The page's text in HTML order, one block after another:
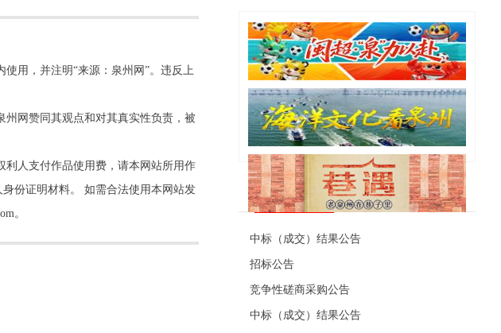
用，并注明“来源：泉州网”。违反上
网赞同其观点和对其真实性负责，被
人支付作品使用费，请本网站所用作
份证明材料。 如需合法使用本网站发
。
便民资讯
中标（成交）结果公告
招标公告
竞争性磋商采购公告
中标（成交）结果公告